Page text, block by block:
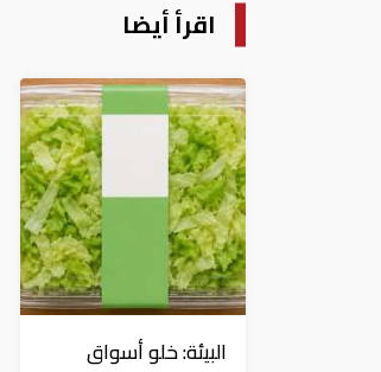
اقرأ أيضا
البيئة: خلو أسواق